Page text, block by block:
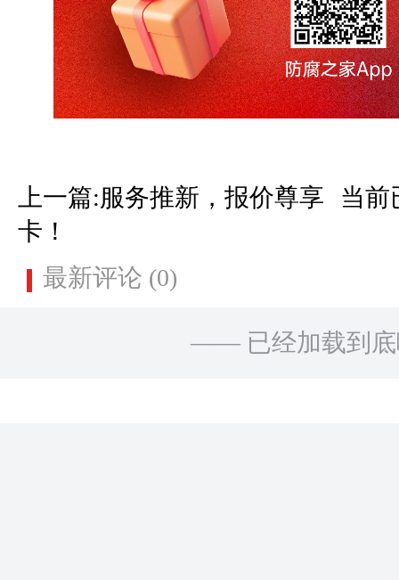
上一篇:服务推新，报价尊享
卡！
当前
最新评论 (0)
—— 已经加载到